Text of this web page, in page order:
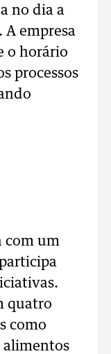
no dia a
A empresa
o horário
processos
com um
quatro
como
alimentos